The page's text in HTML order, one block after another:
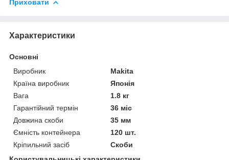
Приховати
Характеристики
Основні
Виробник
Makita
Країна виробник
Японія
Вага
1.8 кг
Гарантійний термін
36 міс
Довжина скоби
35 мм
Ємність контейнера
120 шт.
Кріпильний засіб
Скоби